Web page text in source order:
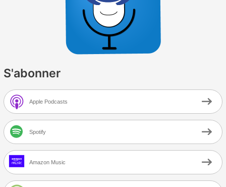
S'abonner
Apple Podcasts
Spotify
Amazon Music